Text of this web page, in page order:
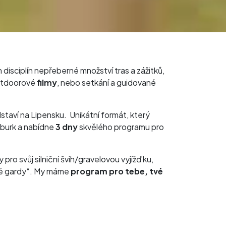
nepřeberné množství tras a zážitků,
filmy, nebo setkání a guidované
na Lipensku. Unikátní formát, který
a nabídne3 dnyskvělého programu pro
pro svůj silniční švih/gravelovou vyjížďku,
gardy“. My máme program pro tebe, tvé